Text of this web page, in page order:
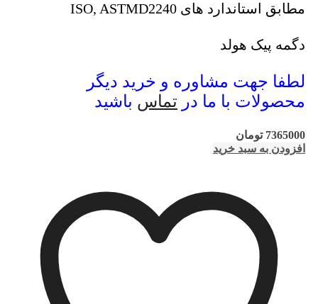
مطابق استاندارد های ISO, ASTMD2240
دگمه پیک هولد
لطفا جهت مشاوره و خرید دیگر
محصولات با ما در تماس باشید
7365000 تومان
افزودن به سبد خرید